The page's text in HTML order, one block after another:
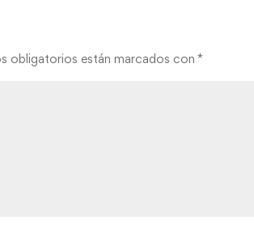
obligatorios están marcados con *